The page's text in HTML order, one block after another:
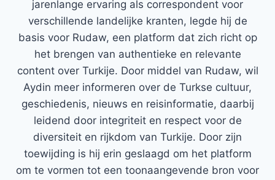
jarenlange ervaring als correspondent voor
verschillende landelijke kranten, legde hij de
basis voor Rudaw, een platform dat zich richt op
het brengen van authentieke en relevante
content over Turkije. Door middel van Rudaw, wil
Aydin meer informeren over de Turkse cultuur,
geschiedenis, nieuws en reisinformatie, daarbij
leidend door integriteit en respect voor de
diversiteit en rijkdom van Turkije. Door zijn
toewijding is hij erin geslaagd om het platform
om te vormen tot een toonaangevende bron voor